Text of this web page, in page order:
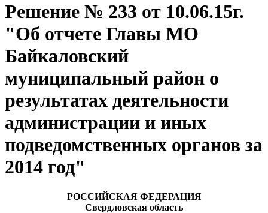
Решение № 233 от 10.06.15г.
"Об отчете Главы МО
Байкаловский
муниципальный район о
результатах деятельности
администрации и иных
подведомственных органов за
2014 год"
РОССИЙСКАЯ ФЕДЕРАЦИЯ
Свердловская область